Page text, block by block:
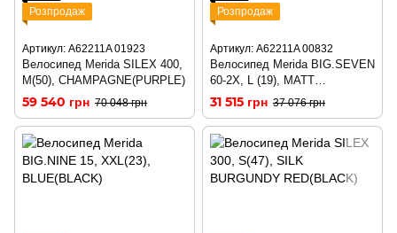
Розпродаж
Артикул: A62211A 01923
Велосипед Merida SILEX 400,
M(50), CHAMPAGNE(PURPLE)
59 540 грн 70 048 грн
Розпродаж
Артикул: A62211A 00832
Велосипед Merida BIG.SEVEN
60-2X, L (19), MATT
ANTHRACITE(SILVER)
31 515 грн 37 076 грн